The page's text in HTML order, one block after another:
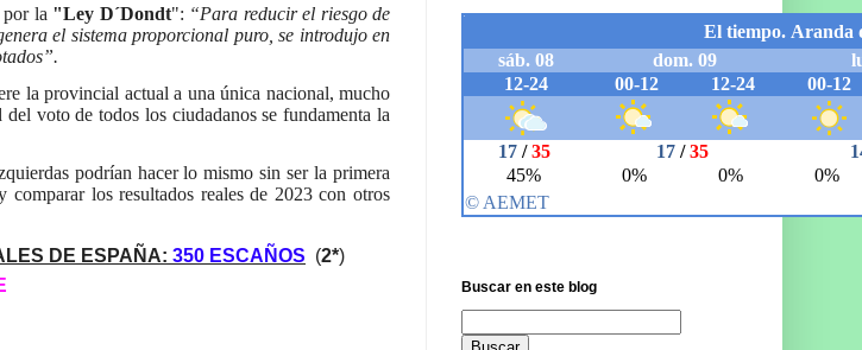
la "Ley D´Dondt": “Para reducir el riesgo de
el sistema proporcional puro, se introdujo en
la provincial actual a una única nacional, mucho
voto de todos los ciudadanos se fundamenta la
podrían hacer lo mismo sin ser la primera
los resultados reales de 2023 con otros
DE ESPAÑA: 350 ESCAÑOS (2*)
Buscar en este blog